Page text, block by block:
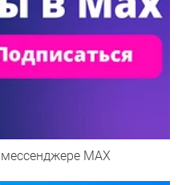
МАХ